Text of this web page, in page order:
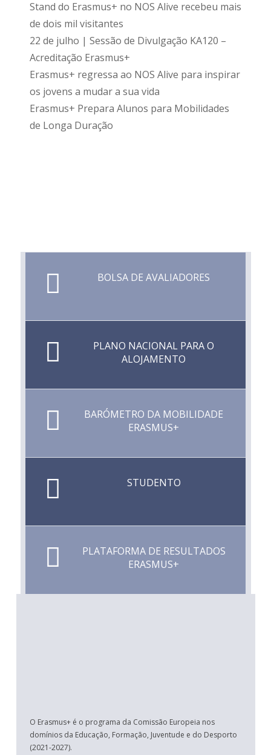
Stand do Erasmus+ no NOS Alive recebeu mais
de dois mil visitantes
22 de julho | Sessão de Divulgação KA120 –
Acreditação Erasmus+
Erasmus+ regressa ao NOS Alive para inspirar
os jovens a mudar a sua vida
Erasmus+ Prepara Alunos para Mobilidades
de Longa Duração
BOLSA DE AVALIADORES
PLANO NACIONAL PARA O
ALOJAMENTO
BARÓMETRO DA MOBILIDADE
ERASMUS+
STUDENTO
PLATAFORMA DE RESULTADOS
ERASMUS+
O Erasmus+ é o programa da Comissão Europeia nos
domínios da Educação, Formação, Juventude e do Desporto
(2021-2027).